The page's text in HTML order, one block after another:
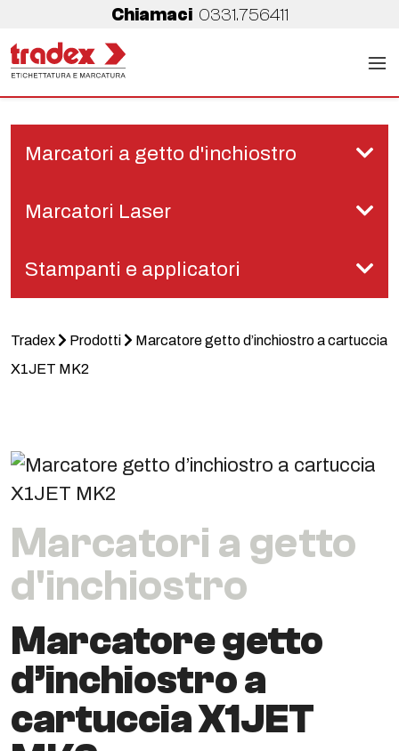
Chiamaci 0331.756411
Marcatori a getto d'inchiostro
Marcatori Laser
Stampanti e applicatori
Tradex Prodotti
Marcatore getto d’inchiostro a cartuccia
X1JET MK2
Marcatori a getto
d'inchiostro
Marcatore getto
d’inchiostro a
cartuccia X1JET